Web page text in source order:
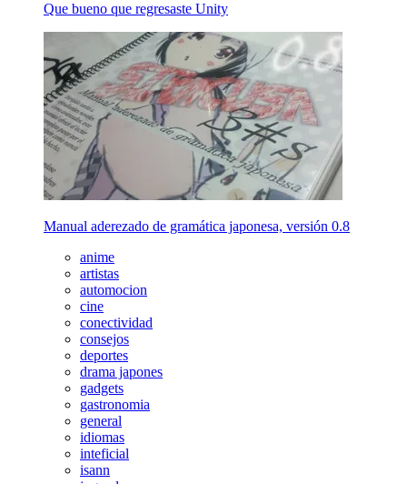
Que bueno que regresaste Unity
Manual aderezado de gramática japonesa, versión 0.8
anime
artistas
automocion
cine
conectividad
consejos
deportes
drama japones
gadgets
gastronomia
general
idiomas
inteficial
isann